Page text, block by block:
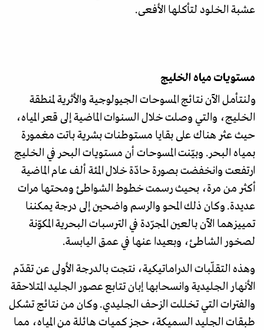
عشبة الخلود لتأكلها الأفعى.
مستويات مياه الخليج
ولنتأمل الآن نتائج المسوحات الجيولوجية والأثرية لمنطقة
الخليج، والتي وصلت خلال السنوات الماضية إلى قعر المياه،
حيث عثر هناك على بقايا مستوطنات بشرية باتت مغمورة
بمياه البحر. وبيّنت المسوحات أن مستويات البحر في الخليج
ارتفعت وانخفضت بصورة حادّة خلال المئة ألف عام الماضية
أكثر من مرة، بحيث رسمت خطوط الشواطئ ومحتها مرات
عديدة. وكان ذلك المحو والرسم واضحين إلى درجة يمكننا
تمييزهما الآن بالعين المجرّدة في الترسبات البحرية المكوّنة
لصخور الشاطئ، وبعيدا عنها في عمق اليابسة.
وهذه التقلّبات الدراماتيكية، نتجت بالدرجة الأولى عن تقدّم
الأنهار الجليدية وانسحابها إبان تتابع عصور الجليد المتلاحقة
والفترات التي تخللت الزحف الجليدي. وكان من نتائج تشكل
طبقات الجليد السميكة، حجز كميات هائلة من المياه، مما